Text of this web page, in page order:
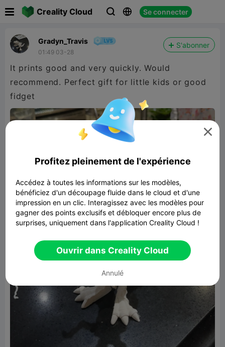
Creality Cloud   Se connecter
Gradyn_Travis
01:49 03-28
S'abonner
It prints good and very quickly. Would
recommend. Perfect gift for little kids or good
fidget

Profitez pleinement de l'expérience
Accédez à toutes les informations sur les modèles,
bénéficiez d'un découpage fluide dans le cloud et d'une
impression en un clic. Interagissez avec les modèles pour
gagner des points exclusifs et débloquer encore plus de
surprises, uniquement dans l'application Creality Cloud !
Ouvrir dans Creality Cloud
Annulé